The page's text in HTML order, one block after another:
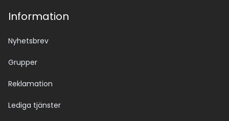
Information
Nyhetsbrev
Grupper
Reklamation
Lediga tjänster